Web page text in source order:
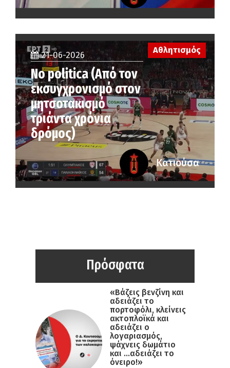
21-06-2026
No politica (Από τον
εκσυγχρονισμό στον
μητσοτακισμό
τριάντα χρόνια
δρόμος)
Αθλητισμός
Κατιούσα
Πρόσφατα
«Βάζεις βενζίνη και
αδειάζει το
πορτοφόλι, κλείνεις
ακτοπλοϊκά και
αδειάζει ο
λογαριασμός,
ψάχνεις δωμάτιο
και …αδειάζει το
όνειρο!»